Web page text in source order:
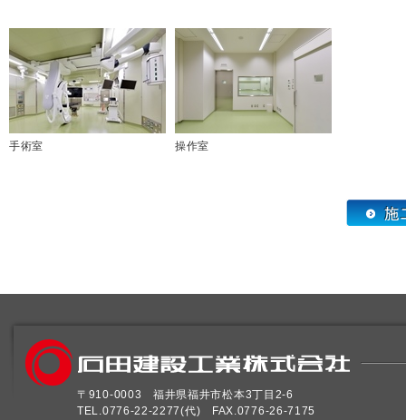
手術室 操作室
〒910-0003 福井県福井市松本3丁目2-6
TEL.0776-22-2277(代) FAX.0776-26-7175